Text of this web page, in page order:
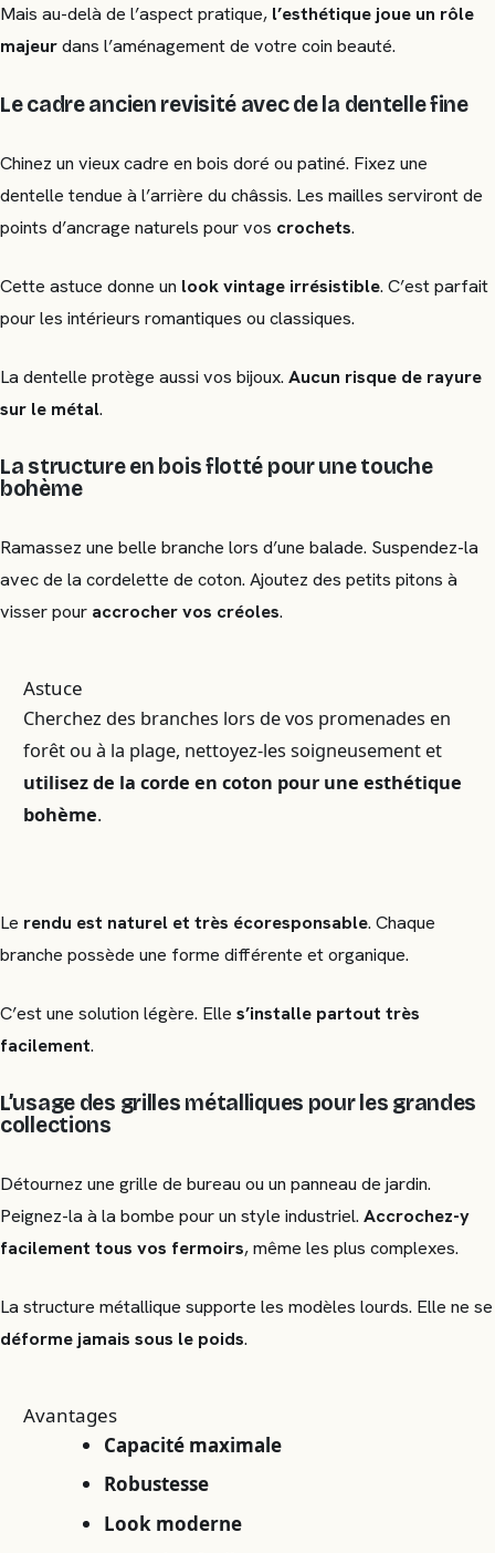
Mais au-delà de l’aspect pratique, l’esthétique joue un rôle
majeurdans l’aménagement de votre coin beauté.
Le cadre ancien revisité avec de la dentelle fine
Chinez un vieux cadre en bois doré ou patiné. Fixez une
dentelle tendue à l’arrière du châssis. Les mailles serviront de
points d’ancrage naturels pour vos crochets.
Cette astuce donne un look vintage irrésistible. C’est parfait
pour les intérieurs romantiques ou classiques.
La dentelle protège aussi vos bijoux. Aucun risque de rayure
sur le métal.
La structure en bois flotté pour une touche
bohème
Ramassez une belle branche lors d’une balade. Suspendez-la
avec de la cordelette de coton. Ajoutez des petits pitons à
visser pour accrocher vos créoles.
Astuce
Cherchez des branches lors de vos promenades en
forêt ou à la plage, nettoyez-les soigneusement et
utilisez de la corde en coton pour une esthétique
bohème.
Le rendu est naturel et très écoresponsable. Chaque
branche possède une forme différente et organique.
C’est une solution légère. Elle s’installe partout très
facilement.
L’usage des grilles métalliques pour les grandes
collections
Détournez une grille de bureau ou un panneau de jardin.
Peignez-la à la bombe pour un style industriel. Accrochez-y
facilement tous vos fermoirs, même les plus complexes.
La structure métallique supporte les modèles lourds. Elle ne se
déforme jamais sous le poids.
Avantages
Capacité maximale
Robustesse
Look moderne